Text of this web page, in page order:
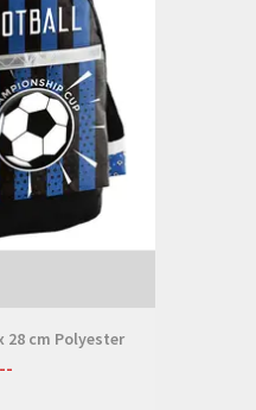
28 cm Polyester